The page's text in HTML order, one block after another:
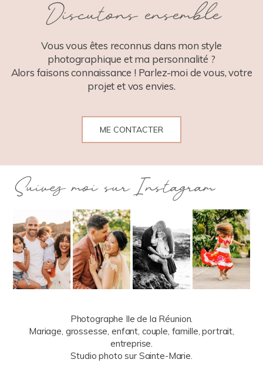
Discutons ensemble
Vous vous êtes reconnus dans mon style
photographique et ma personnalité ?
Alors faisons connaissance ! Parlez-moi de vous, votre
projet et vos envies.
ME CONTACTER
Suivez moi sur Instagram
Photographe Ile de la Réunion.
Mariage, grossesse, enfant, couple, famille, portrait,
entreprise.
Studio photo sur Sainte-Marie.